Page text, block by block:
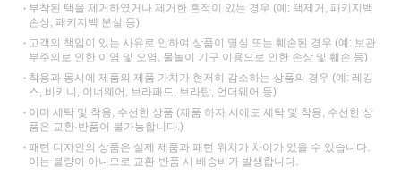
부착된 택을 제거하였거나 제거한 흔적이 있는 경우 (예: 택제거, 패키지백
손상, 패키지백 분실 등)
고객의 책임이 있는 사유로 인하여 상품이 멸실 또는 훼손된 경우 (예: 보관
부주의로 인한 이염 및 오염, 물놀이 기구 이용으로 인한 손상 및 훼손 등)
착용과 동시에 제품의 제품 가치가 현저히 감소하는 상품의 경우 (예: 레깅
스, 비키니, 이너웨어, 브라패드, 브라탑, 언더웨어 등)
이미 세탁 및 착용, 수선한 상품 (제품 하자 시에도 세탁 및 착용, 수선한 상
품은 교환·반품이 불가능합니다.)
패턴 디자인의 상품은 실제 제품과 패턴 위치가 차이가 있을 수 있습니다.
이는 불량이 아니므로 교환·반품 시 배송비가 발생합니다.